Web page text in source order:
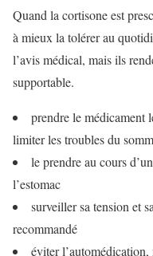
Quand la cortisone est
à mieux la tolérer au
l’avis médical, mais ils
supportable.
prendre le médicament
limiter les troubles du
le prendre au cours
l’estomac
surveiller sa tension et
recommandé
éviter l’automédication,